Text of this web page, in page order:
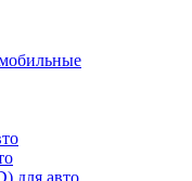
для авто